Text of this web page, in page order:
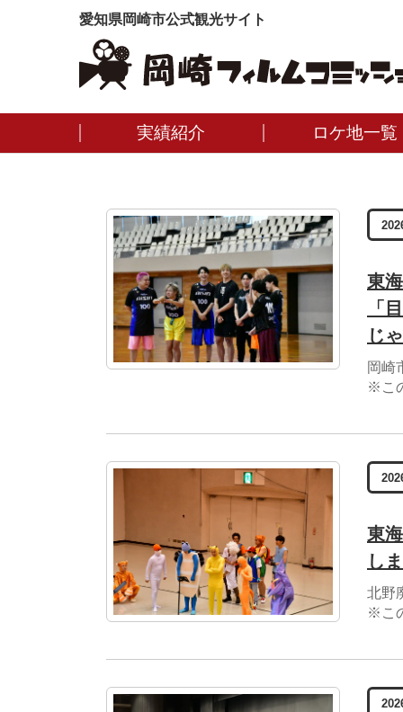
愛知県岡崎市公式観光サイト
実績紹介 ロケ地一覧
東
「
じ
岡崎
※こ
東
し
北野
※こ